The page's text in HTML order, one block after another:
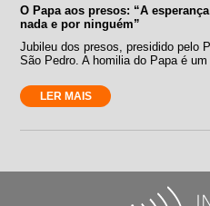
O Papa aos presos: “A
nada e por ninguém”
Jubileu dos presos, presidido pelo
São Pedro. A homilia do Papa é
LER MAIS